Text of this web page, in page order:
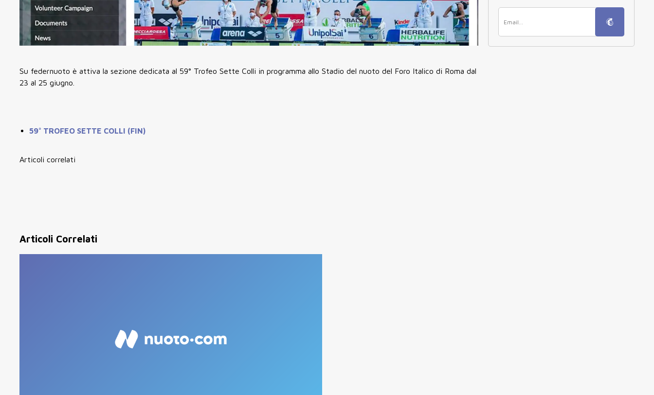
Su federnuoto è attiva la sezione dedicata al 59° Trofeo Sette Colli in programma allo Stadio del nuoto del Foro Italico di Roma dal
23 al 25 giugno.
59° TROFEO SETTE COLLI (FIN)
Articoli correlati
Articoli Correlati